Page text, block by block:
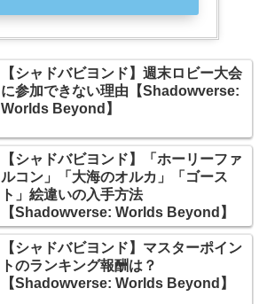
【シャドバビヨンド】週末ロビー大会
に参加できない理由【Shadowverse:
Worlds Beyond】
【シャドバビヨンド】「ホーリーファ
ルコン」「大海のオルカ」「ゴース
ト」絵違いの入手方法
【Shadowverse: Worlds Beyond】
【シャドバビヨンド】マスターポイン
トのランキング報酬は？
【Shadowverse: Worlds Beyond】